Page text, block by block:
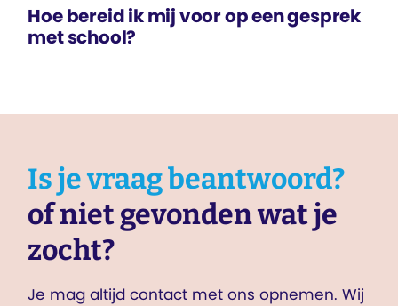
Hoe bereid ik mij voor op een gesprek
met school?
Is je vraag beantwoord?
of niet gevonden wat je
zocht?
Je mag altijd contact met ons opnemen. Wij